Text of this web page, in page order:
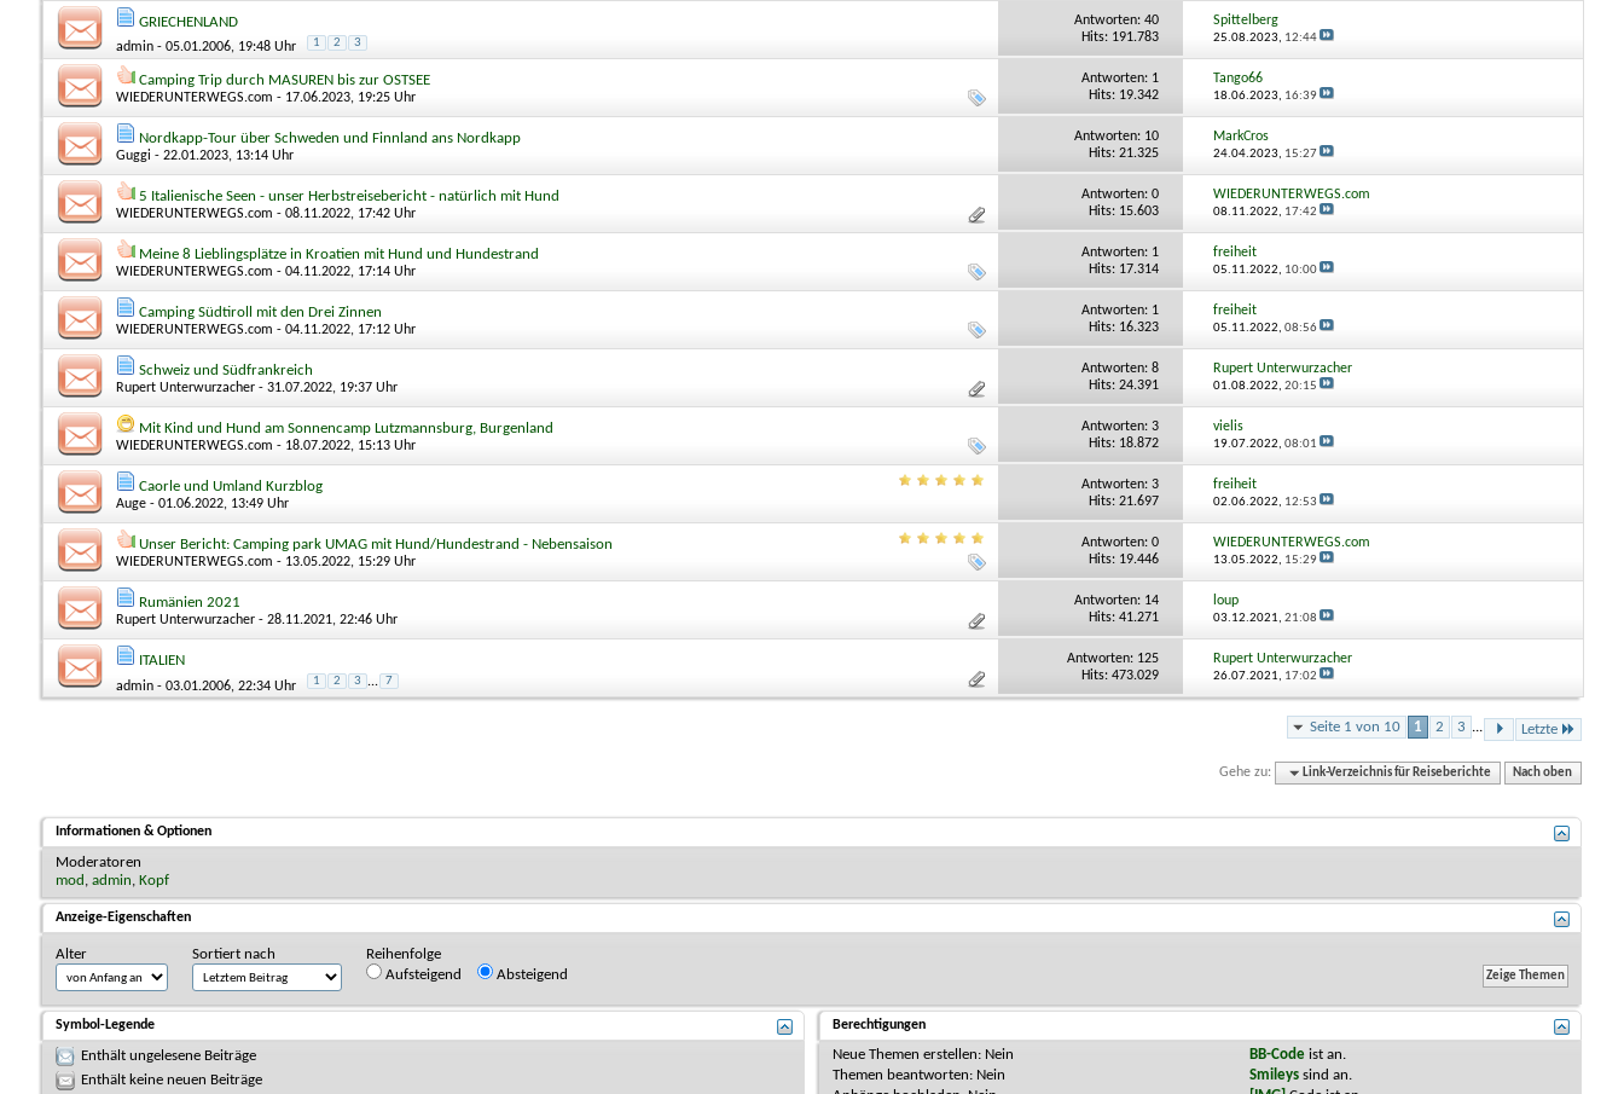
GRIECHENLAND
admin - 05.01.2006, 19:48 Uhr 1 2 3
Antworten: 40
Hits: 191.783
Spittelberg
25.08.2023, 12:44
Camping Trip durch MASUREN bis zur OSTSEE
WIEDERUNTERWEGS.com - 17.06.2023, 19:25 Uhr
Antworten: 1
Hits: 19.342
Tango66
18.06.2023, 16:39
Nordkapp-Tour über Schweden und Finnland ans Nordkapp
Guggi - 22.01.2023, 13:14 Uhr
Antworten: 10
Hits: 21.325
MarkCros
24.04.2023, 15:27
5 Italienische Seen - unser Herbstreisebericht - natürlich mit Hund
WIEDERUNTERWEGS.com - 08.11.2022, 17:42 Uhr
Antworten: 0
Hits: 15.603
WIEDERUNTERWEGS.com
08.11.2022, 17:42
Meine 8 Lieblingsplätze in Kroatien mit Hund und Hundestrand
WIEDERUNTERWEGS.com - 04.11.2022, 17:14 Uhr
Antworten: 1
Hits: 17.314
freiheit
05.11.2022, 10:00
Camping Südtiroll mit den Drei Zinnen
WIEDERUNTERWEGS.com - 04.11.2022, 17:12 Uhr
Antworten: 1
Hits: 16.323
freiheit
05.11.2022,08:56
Schweiz und Südfrankreich
Rupert Unterwurzacher - 31.07.2022, 19:37 Uhr
Antworten: 8
Hits: 24.391
Rupert Unterwurzacher
01.08.2022,20:15
Mit Kind und Hund am Sonnencamp Lutzmannsburg, Burgenland
WIEDERUNTERWEGS.com - 18.07.2022, 15:13 Uhr
Antworten: 3
Hits: 18.872
vielis
19.07.2022,08:01
Caorle und Umland Kurzblog
Auge - 01.06.2022, 13:49 Uhr
Antworten: 3
Hits: 21.697
freiheit
02.06.2022, 12:53
Unser Bericht: Camping park UMAG mit Hund/Hundestrand - Nebensaison
WIEDERUNTERWEGS.com - 13.05.2022, 15:29 Uhr
Antworten: 0
Hits: 19.446
WIEDERUNTERWEGS.com
13.05.2022, 15:29
Rumänien 2021
Rupert Unterwurzacher - 28.11.2021, 22:46 Uhr
Antworten: 14
Hits: 41.271
loup
03.12.2021,21:08
ITALIEN
admin - 03.01.2006, 22:34 Uhr 1 2 3 ... 7
Antworten: 125
Hits: 473.029
Rupert Unterwurzacher
26.07.2021, 17:02
Seite 1 von 10 1 2 3 ... Letzte
Gehe zu: Link-Verzeichnis für Reiseberichte Nach oben
Informationen & Optionen
Moderatoren
mod , admin, Kopf
Anzeige-Eigenschaften
Alter Sortiert nach
Reihenfolge
Aufsteigend
Absteigend
Symbol-Legende
Enthält ungelesene Beiträge
Enthält keine neuen Beiträge
Berechtigungen
Neue Themen erstellen: Nein
Themen beantworten: Nein
BB-Code istan.
Smileys sindan.